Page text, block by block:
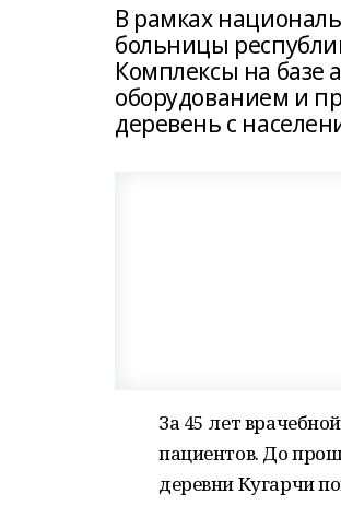
В рамках
больницы
Комплексы на
оборудованием и
деревень с
За 45 лет
пациентов. До
деревни Кугарчи